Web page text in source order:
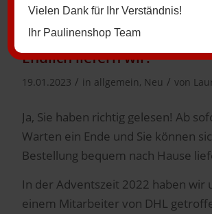
Endlich liefern wir!
19.01.2023 / in allgemein, Neu / von
Ja, Sie haben richtig gelesen! Ab
Warten ein Ende und Sie können
Bestellung bequem nach Hause
In der Adventszeit 2022 haben wir
einem Mitarbeiter von DHL
Vielen Dank für Ihr Verständnis!
Ihr Paulinenshop Team